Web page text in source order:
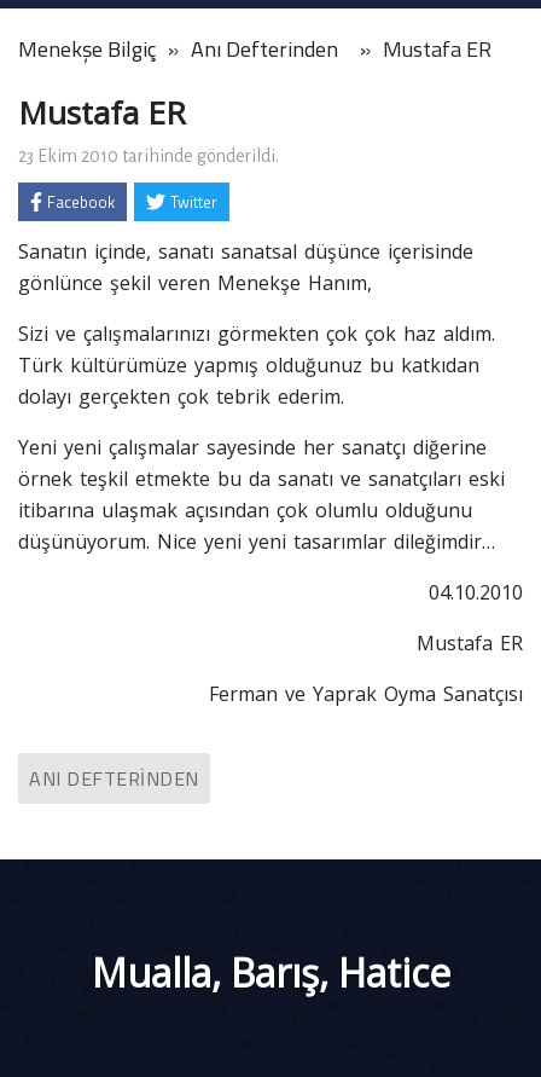
Menekşe Bilgiç Anı Defterinden Mustafa ER
Mustafa ER
23 Ekim 2010 tarihinde gönderildi.
Facebook Twitter
Sanatın içinde, sanatı sanatsal düşünce içerisinde
gönlünce şekil veren Menekşe Hanım,
Sizi ve çalışmalarınızı görmekten çok çok haz aldım.
Türk kültürümüze yapmış olduğunuz bu katkıdan
dolayı gerçekten çok tebrik ederim.
Yeni yeni çalışmalar sayesinde her sanatçı diğerine
örnek teşkil etmekte bu da sanatı ve sanatçıları eski
itibarına ulaşmak açısından çok olumlu olduğunu
düşünüyorum. Nice yeni yeni tasarımlar dileğimdir…
04.10.2010
Mustafa ER
Ferman ve Yaprak Oyma Sanatçısı
ANI DEFTERINDEN
Mualla, Barış, Hatice